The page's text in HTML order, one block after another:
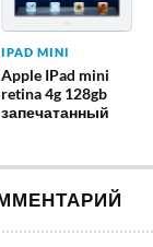
IPAD MINI
Apple IPad mini
retina 4g 128gb
запечатанный